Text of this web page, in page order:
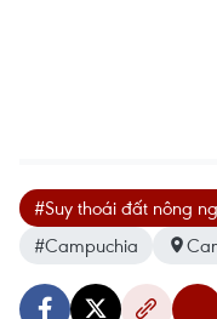
#Suy thoái đất nông
#Campuchia